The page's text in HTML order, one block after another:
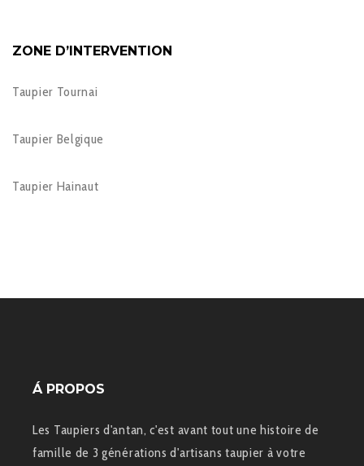
ZONE D’INTERVENTION
Taupier Tournai
Taupier Belgique
Taupier Hainaut
Á PROPOS
Les Taupiers d'antan, c'est avant tout une histoire de
famille de 3 générations d'artisans taupier à votre